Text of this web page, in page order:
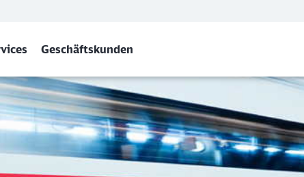
Geschäftskunden
Regionalbf